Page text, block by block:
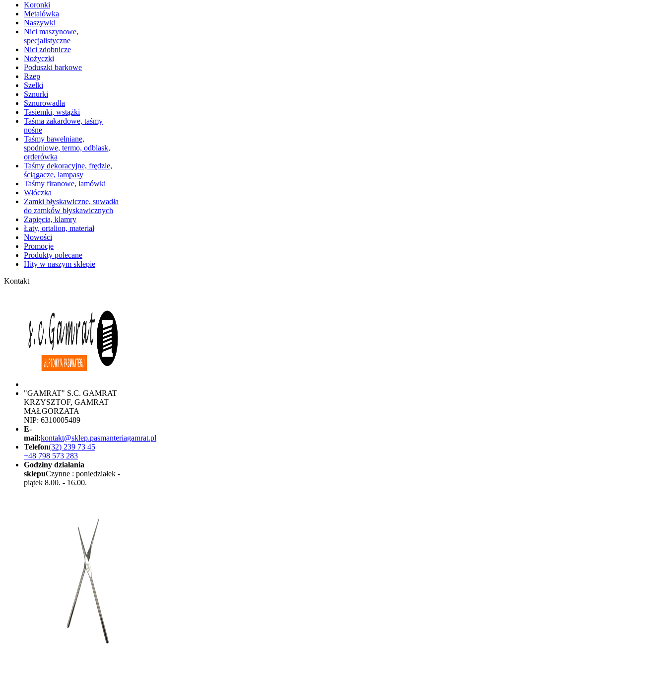
Koronki
Metalówka
Naszywki
Nici maszynowe,
specjalistyczne
Nici zdobnicze
Nożyczki
Poduszki barkowe
Rzep
Szelki
Sznurki
Sznurowadła
Tasiemki, wstążki
Taśma żakardowe, taśmy
nośne
Taśmy bawełniane,
spodniowe, termo, odblask,
orderówka
Taśmy dekoracyjne, frędzle,
ściągacze, lampasy
Taśmy firanowe, lamówki
Włóczka
Zamki błyskawiczne, suwadła
do zamków błyskawicznych
Zapięcia, klamry
Łaty, ortalion, materiał
Nowości
Promocje
Produkty polecane
Hity w naszym sklepie
Kontakt
"GAMRAT" S.C. GAMRAT
KRZYSZTOF, GAMRAT
MAŁGORZATA
NIP: 6310005489
E-
mail:kontakt@sklep.pasmanteriagamrat.pl
Telefon(32) 239 73 45
+48 798 573 283
Godziny działania
sklepuCzynne : poniedziałek -
piątek 8.00. - 16.00.